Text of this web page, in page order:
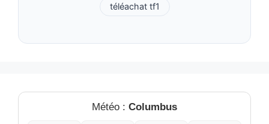
téléachat tf1
Météo : Columbus